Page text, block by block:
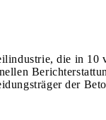
die in 10
der